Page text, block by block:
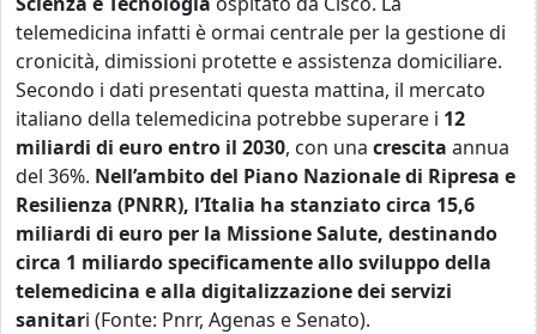
telemedicina infatti è ormai centrale per la gestione di
cronicità, dimissioni protette e assistenza domiciliare.
Secondo i dati presentati questa mattina, il mercato
italiano della telemedicina potrebbe superare i 12
miliardi di euro entro il 2030, con una crescita annua
del 36%. Nell’ambito del Piano Nazionale di Ripresa e
Resilienza (PNRR), l’Italia ha stanziato circa 15,6
miliardi di euro per la Missione Salute, destinando
circa 1 miliardo specificamente allo sviluppo della
telemedicina e alla digitalizzazione dei servizi
sanitari (Fonte: Pnrr, Agenas e Senato).